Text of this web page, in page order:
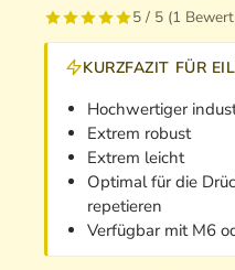
5 / 5 (1
KURZFAZIT FÜR
Hochwertiger
Extrem robust
Extrem leicht
Optimal für die
repetieren
Verfügbar mit M6